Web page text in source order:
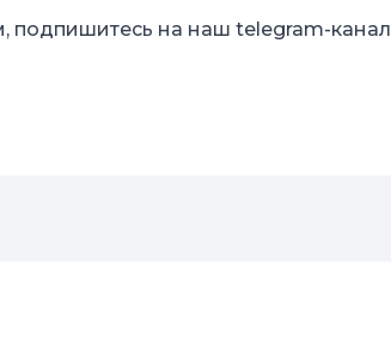
подпишитесь на наш telegram-канал